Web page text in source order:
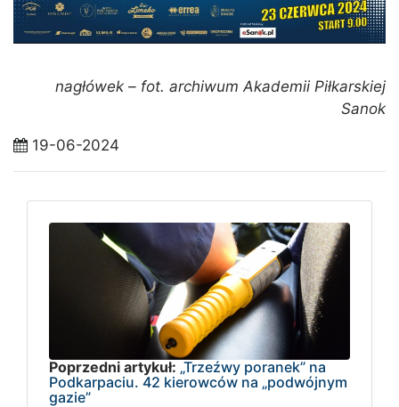
nagłówek – fot. archiwum Akademii Piłkarskiej
Sanok
19-06-2024
Poprzedni artykuł: „Trzeźwy poranek” na
Podkarpaciu. 42 kierowców na „podwójnym
gazie”